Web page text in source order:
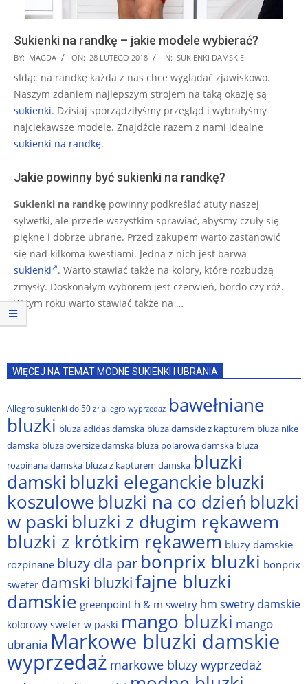
Sukienki na randkę – jakie modele wybierać?
2018-
02-
28
BY: MAGDA ON: 28 LUTEGO 2018 IN: SUKIENKI DAMSKIE
sIdąc na randkę każda z nas chce wyglądać zjawiskowo.
Naszym zdaniem najlepszym strojem na taką okazję są
sukienki. Dzisiaj sporządziłyśmy przegląd i wybrałyśmy
najciekawsze modele. Znajdźcie razem z nami idealne
sukienki na randkę.
Jakie powinny być sukienki na randkę?
Sukienki na randkę powinny podkreślać atuty naszej
sylwetki, ale przede wszystkim sprawiać, abyśmy czuły się
piękne i dobrze ubrane. Przed zakupem warto zastanowić
się nad kilkoma kwestiami. Jedną z nich jest barwa
sukienki . Warto stawiać także na kolory, które rozbudzą
zmysły. Doskonałym wyborem jest czerwień, bordo czy róż.
W tym roku warto stawiać także na …
WIĘCEJ NA TEMAT MODNE SUKIENKI I UBRANIA
Allegro sukienki do 50 zł allegro wyprzedaż bawełniane
bluzki bluza adidas damska bluza damskie z kapturem bluza nike
damska bluza oversize damska bluza polarowa damska bluza
rozpinana damska bluza z kapturem damska bluzki
damski bluzki eleganckie bluzki
koszulowe bluzki na co dzień bluzki
w paski bluzki z długim rękawem
bluzki z krótkim rękawem bluzy damskie
rozpinane bluzy dla par bonprix bluzki bonprix
sweter damski bluzkifajne bluzki
damskie greenpoint h & m swetry hm swetry damskie
kolorowy sweter w paski mango bluzki mango
ubrania Markowe bluzki damskie
wyprzedaż markowe bluzy wyprzedaż